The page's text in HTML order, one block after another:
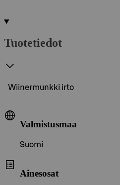
Tuotetiedot
Wiinermunkki irto
Valmistusmaa
Suomi
Ainesosat